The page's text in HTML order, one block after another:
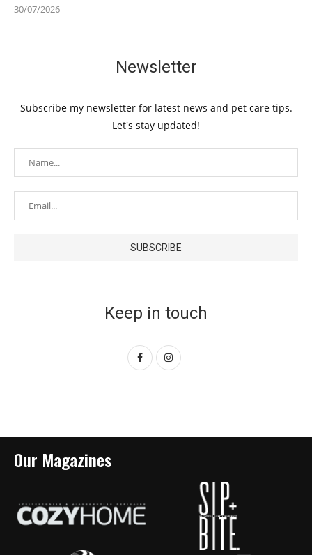
30/07/2026
Newsletter
Subscribe my newsletter for latest news and pet care tips.
Let's stay updated!
Keep in touch
Our Magazines